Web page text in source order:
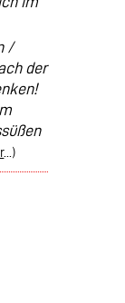
/
der
...)